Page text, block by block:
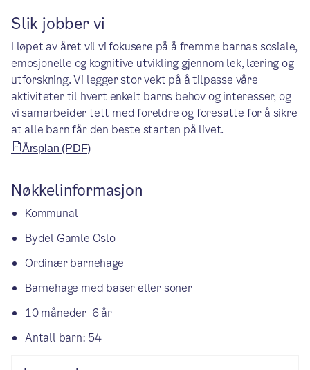
Slik jobber vi
I løpet av året vil vi fokusere på å fremme barnas sosiale,
emosjonelle og kognitive utvikling gjennom lek, læring og
utforskning. Vi legger stor vekt på å tilpasse våre
aktiviteter til hvert enkelt barns behov og interesser, og
vi samarbeider tett med foreldre og foresatte for å sikre
at alle barn får den beste starten på livet.
Årsplan (PDF)
Nøkkelinformasjon
Kommunal
Bydel Gamle Oslo
Ordinær barnehage
Barnehage med baser eller soner
10 måneder–6 år
Antall barn: 54